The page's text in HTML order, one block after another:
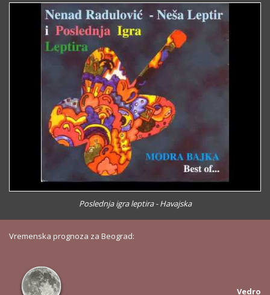
Poslednja igra leptira - Havajska
Vremenska prognoza za Beograd:
Vedro